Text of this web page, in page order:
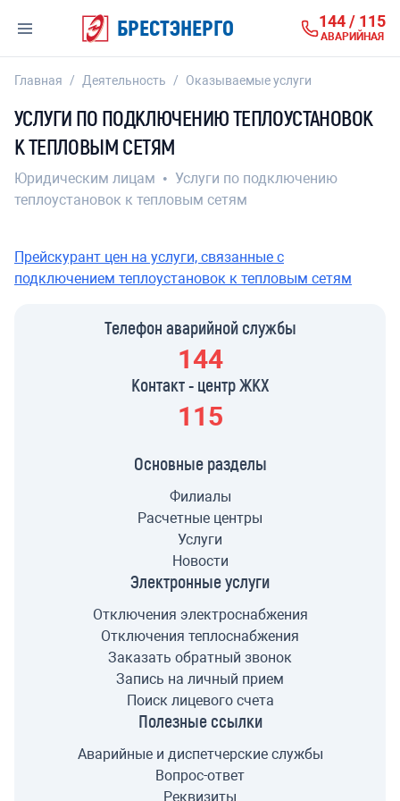
БРЕСТЭНЕРГО 144 / 115
АВАРИЙНАЯ
Главная / Деятельность / Оказываемые услуги
УСЛУГИ ПО ПОДКЛЮЧЕНИЮ ТЕПЛОУСТАНОВОК
К ТЕПЛОВЫМ СЕТЯМ
Юридическим лицам • Услуги по подключению
теплоустановок к тепловым сетям
Прейскурант цен на услуги, связанные с
подключением теплоустановок к тепловым сетям
Телефон аварийной службы
144
Контакт - центр ЖКХ
115
Основные разделы
Филиалы
Расчетные центры
Услуги
Новости
Электронные услуги
Отключения электроснабжения
Отключения теплоснабжения
Заказать обратный звонок
Запись на личный прием
Поиск лицевого счета
Полезные ссылки
Аварийные и диспетчерские службы
Вопрос-ответ
Реквизиты